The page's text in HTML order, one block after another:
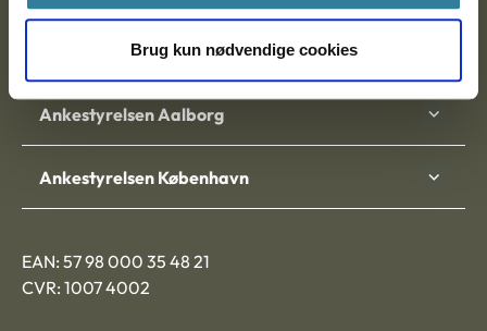
Brug kun nødvendige cookies
9000 Aalborg
Ankestyrelsen Aalborg
Ankestyrelsen København
EAN: 57 98 000 35 48 21
CVR: 1007 4002